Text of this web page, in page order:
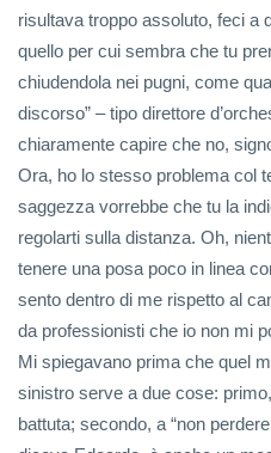
risultava troppo assoluto, feci a
quello per cui sembra che tu
chiudendola nei pugni, come
discorso” – tipo direttore
chiaramente capire che no,
Ora, ho lo stesso problema col
saggezza vorrebbe che tu la
regolarti sulla distanza. Oh,
tenere una posa poco in linea
sento dentro di me rispetto al
da professionisti che io non mi
Mi spiegavano prima che quel
sinistro serve a due cose:
battuta; secondo, a “non